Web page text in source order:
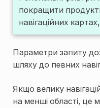
покращити
навігаційних
Параметри запиту
шляху до певних
Якщо велику
на менші області,